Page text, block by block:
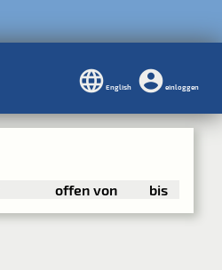
English einloggen
offen von bis